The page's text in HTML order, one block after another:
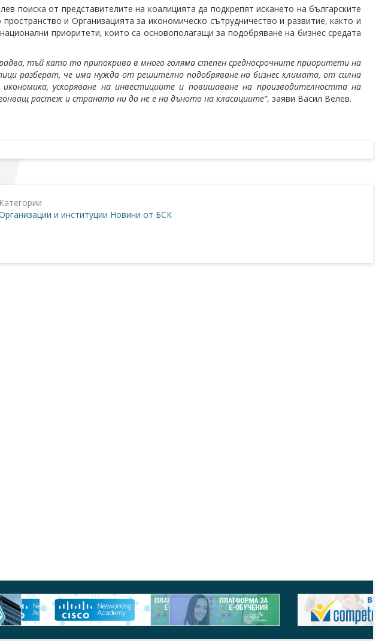
поиска от представителите на коалицията да подкрепят искането на българските
и Организацията за икономическо сътрудничество и развитие, както и
приоритети, които са основополагащи за подобряване на бизнес средата
тъй като то припокрива в много голяма степен средносрочните приоритети на
разберат, че има нужда от решително подобряване на бизнес климата, от силна
икономика, ускоряване на инвестициите и повишаване на производителността на
растеж и страната ни да не е на дъното на класациите“, заяви Васил Велев.
Категории
и институции Новини от БСК